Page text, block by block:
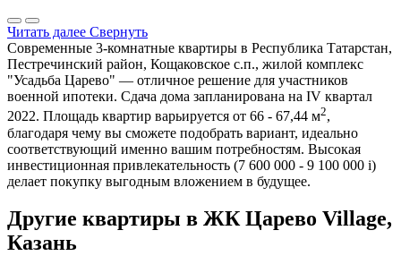
Читать далее Свернуть
Современные 3-комнатные квартиры в Республика Татарстан,
Пестречинский район, Кощаковское с.п., жилой комплекс
"Усадьба Царево" — отличное решение для участников
военной ипотеки. Сдача дома запланирована на IV квартал
2022. Площадь квартир варьируется от 66 - 67,44 м2,
благодаря чему вы сможете подобрать вариант, идеально
соответствующий именно вашим потребностям. Высокая
инвестиционная привлекательность (7 600 000 - 9 100 000 i)
делает покупку выгодным вложением в будущее.
Другие квартиры в ЖК Царево Village,
Казань